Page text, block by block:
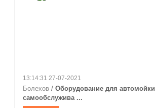
13:14:31 27-07-2021
Болехов/Оборудование для автомойки
самообслужива ...